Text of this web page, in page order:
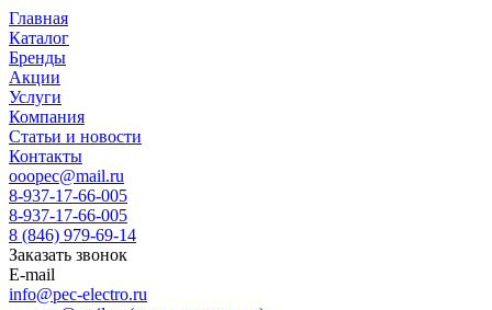
Главная
Каталог
Бренды
Акции
Услуги
Компания
Статьи и новости
Контакты
ooopec@mail.ru
8-937-17-66-005
8-937-17-66-005
8 (846) 979-69-14
Заказать звонок
E-mail
info@pec-electro.ru